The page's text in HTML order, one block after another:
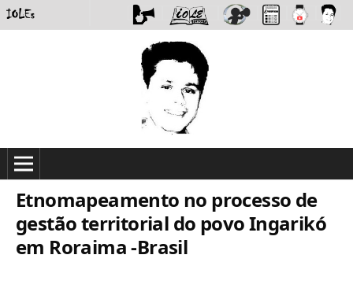
Etnomapeamento no processo de
gestão territorial do povo Ingarikó
em Roraima -Brasil